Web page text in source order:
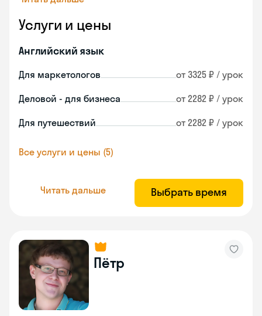
Услуги и цены
Английский язык
Для маркетологов от 3325 ₽ / урок
Деловой - для бизнеса от 2282 ₽ / урок
Для путешествий от 2282 ₽ / урок
Все услуги и цены (5)
Читать дальше Выбрать время
Пётр